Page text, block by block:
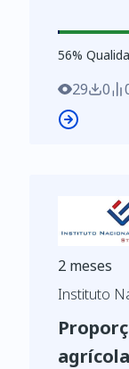
56%
56%
29 0
2 meses
Instituto